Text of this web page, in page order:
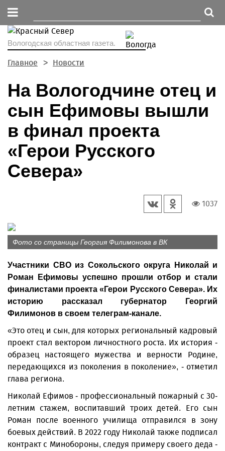
Вологодская областная газета.
Главное Новости
На Вологодчине отец и
сын Ефимовы вышли
в финал проекта
«Герои Русского
Севера»
1037
Фото со страницы Георгия Филимонова в ВК
Участники СВО из Сокольского округа Николай и
Роман Ефимовы успешно прошли отбор и стали
финалистами проекта «Герои Русского Севера». Их
историю рассказал губернатор Георгий
Филимонов в своем телеграм-канале.
«Это отец и сын, для которых региональный кадровый
проект стал вектором личностного роста. Их история -
образец настоящего мужества и верности Родине,
передающихся из поколения в поколение», - отметил
глава региона.
Николай Ефимов - профессиональный пожарный с 30-
летним стажем, воспитавший троих детей. Его сын
Роман после военного училища отправился в зону
боевых действий. В 2022 году Николай также подписал
контракт с Минобороны, следуя примеру своего деда -